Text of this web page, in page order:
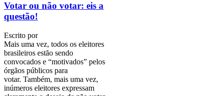
Votar ou não votar: eis a
questão!
Escrito por
Mais uma vez, todos os eleitores
brasileiros estão sendo
convocados e “motivados” pelos
órgãos públicos para
votar. Também, mais uma vez,
inúmeros eleitores expressam